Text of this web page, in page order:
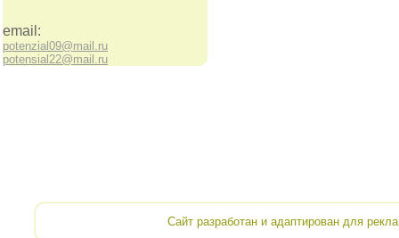
email:
potenzial09@mail.ru
potensial22@mail.ru
Сайт разработан и адаптирован для